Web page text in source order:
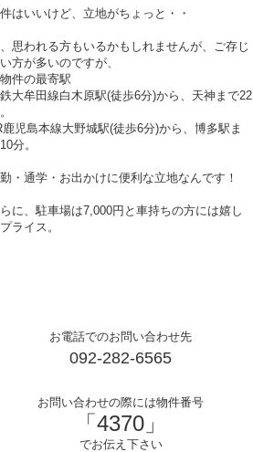
はいいけど、立地がちょっと・・
思われる方もいるかもしれませんが、ご存じ
方が多いのですが、
件の最寄駅
大牟田線白木原駅(徒歩6分)から、天神まで22
鹿児島本線大野城駅(徒歩6分)から、博多駅ま
分。
・通学・お出かけに便利な立地なんです！
に、駐車場は7,000円と車持ちの方には嬉し
ライス。
お電話でのお問い合わせ先
092-282-6565
お問い合わせの際には物件番号
「4370」
でお伝え下さい